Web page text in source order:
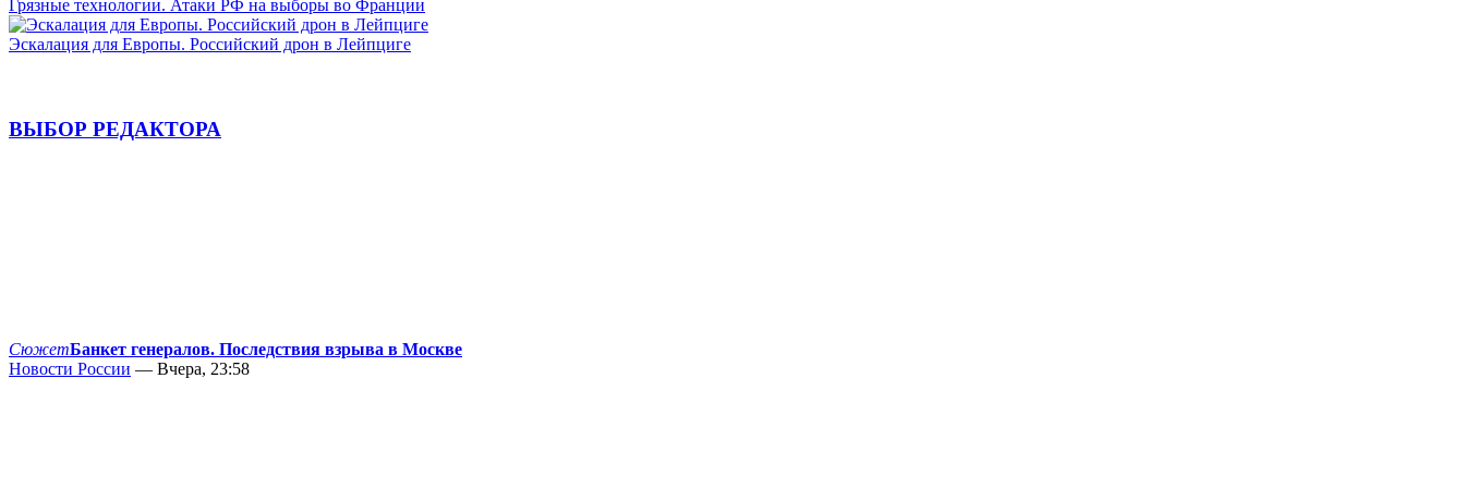
Грязные технологии. Атаки РФ на выборы во Франции
Эскалация для Европы. Российский дрон в Лейпциге
ВЫБОР РЕДАКТОРА
СюжетБанкет генералов. Последствия взрыва в Москве
Новости России — Вчера, 23:58